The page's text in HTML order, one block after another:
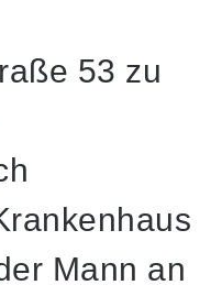
53 zu
Mann an